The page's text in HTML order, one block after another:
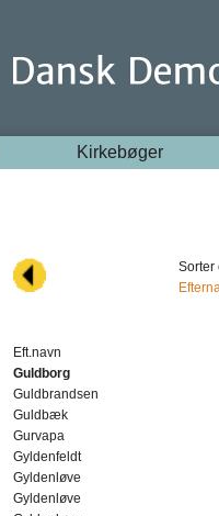
Kirkebøger
Sorter
Eft.navn
Guldborg
Guldbrandsen
Guldbæk
Gurvapa
Gyldenfeldt
Gyldenløve
Gyldenløve